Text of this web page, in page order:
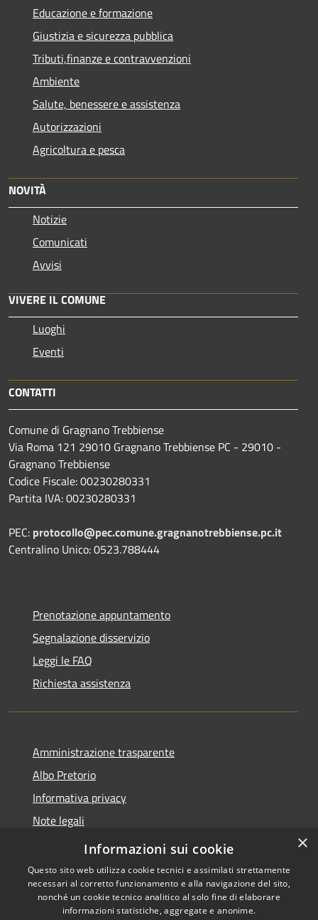
Educazione e formazione
Giustizia e sicurezza pubblica
Tributi,finanze e contravvenzioni
Ambiente
Salute, benessere e assistenza
Autorizzazioni
Agricoltura e pesca
NOVITÀ
Notizie
Comunicati
Avvisi
VIVERE IL COMUNE
Luoghi
Eventi
CONTATTI
Comune di Gragnano Trebbiense
Via Roma 121 29010 Gragnano Trebbiense PC - 29010 -
Gragnano Trebbiense
Codice Fiscale: 00230280331
Partita IVA: 00230280331
PEC: protocollo@pec.comune.gragnanotrebbiense.pc.it
Centralino Unico: 0523.788444
Prenotazione appuntamento
Segnalazione disservizio
Leggi le FAQ
Richiesta assistenza
Amministrazione trasparente
Albo Pretorio
Informativa privacy
Note legali
Dichiarazione di accessibilità
Copyright © 2026 • Comune di
×
Informazioni sui cookie
Questo sito web utilizza cookie tecnici e assimilati strettamente
necessari al corretto funzionamento e alla navigazione del sito,
nonché un cookie tecnico analitico al solo fine di elaborare
informazioni statistiche, aggregate e anonime.